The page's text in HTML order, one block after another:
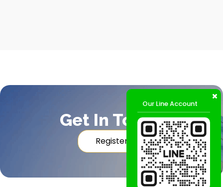
Get In Touch
Register
Our Line Account